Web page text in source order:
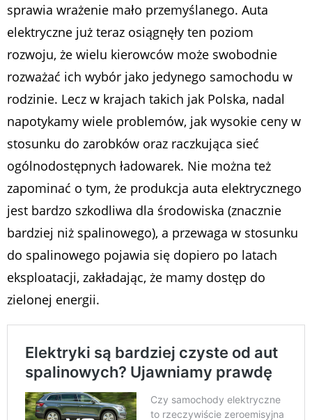
sprawia wrażenie mało przemyślanego. Auta
elektryczne już teraz osiągnęły ten poziom
rozwoju, że wielu kierowców może swobodnie
rozważać ich wybór jako jedynego samochodu w
rodzinie. Lecz w krajach takich jak Polska, nadal
napotykamy wiele problemów, jak wysokie ceny w
stosunku do zarobków oraz raczkująca sieć
ogólnodostępnych ładowarek. Nie można też
zapominać o tym, że produkcja auta elektrycznego
jest bardzo szkodliwa dla środowiska (znacznie
bardziej niż spalinowego), a przewaga w stosunku
do spalinowego pojawia się dopiero po latach
eksploatacji, zakładając, że mamy dostęp do
zielonej energii.